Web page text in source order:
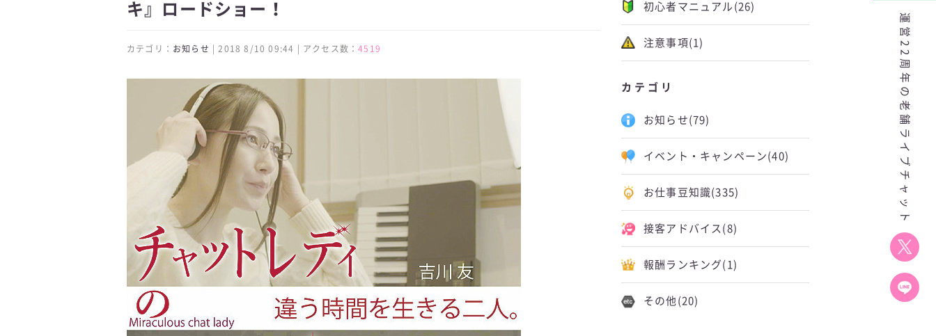
運営22周年の老舗ライブチャット
キ』ロードショー！
カテゴリ： お知らせ | 2018 8/10 09:44 | アクセス数：4519
初心者マニュアル (26)
注意事項 (1)
カテゴリ
お知らせ (79)
イベント・キャンペーン (40)
お仕事豆知識(335)
接客アドバイス (8)
報酬ランキング (1)
その他 (20)